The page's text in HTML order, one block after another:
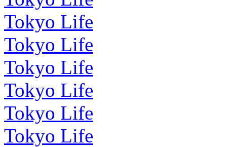
Tokyo Life
Tokyo Life
Tokyo Life
Tokyo Life
Tokyo Life
Tokyo Life